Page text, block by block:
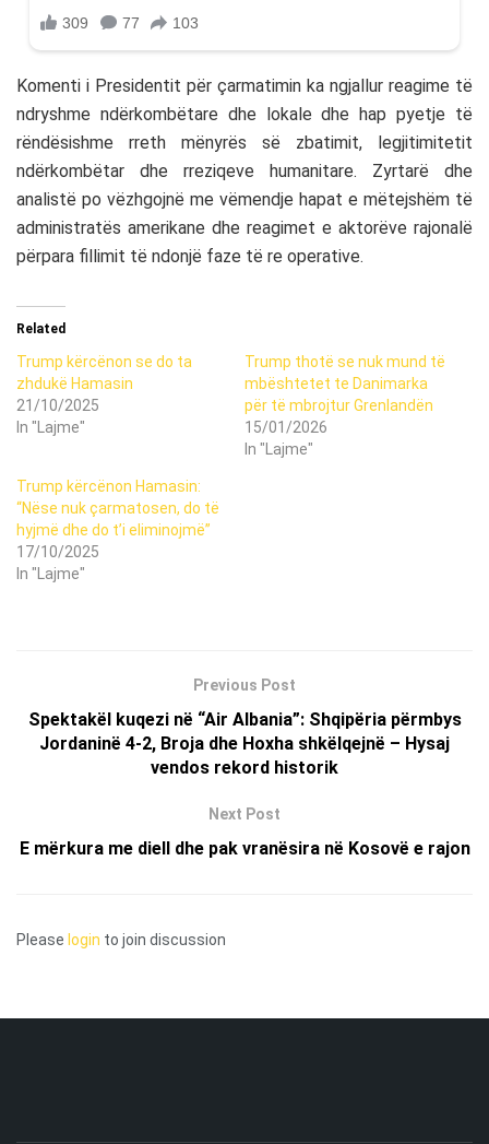
Komenti i Presidentit për çarmatimin ka ngjallur reagime të
ndryshme ndërkombëtare dhe lokale dhe hap pyetje të
rëndësishme rreth mënyrës së zbatimit, legjitimitetit
ndërkombëtar dhe rreziqeve humanitare. Zyrtarë dhe
analistë po vëzhgojnë me vëmendje hapat e mëtejshëm të
administratës amerikane dhe reagimet e aktorëve rajonalë
përpara fillimit të ndonjë faze të re operative.
Related
Trump kërcënon se do ta
zhdukë Hamasin
21/10/2025
In "Lajme"
Trump thotë se nuk mund të
mbështetet te Danimarka
për të mbrojtur Grenlandën
15/01/2026
In "Lajme"
Trump kërcënon Hamasin:
“Nëse nuk çarmatosen, do të
hyjmë dhe do t’i eliminojmë”
17/10/2025
In "Lajme"
Previous Post
Spektakël kuqezi në “Air Albania”: Shqipëria përmbys
Jordaninë 4-2, Broja dhe Hoxha shkëlqejnë – Hysaj
vendos rekord historik
Next Post
E mërkura me diell dhe pak vranësira në Kosovë e rajon
Please login to join discussion